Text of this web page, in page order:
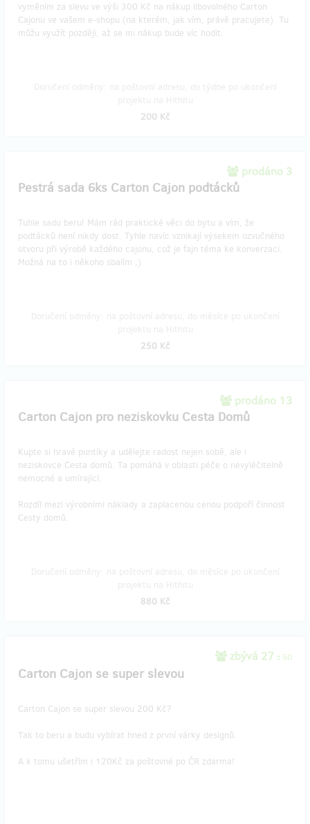
vyměním za slevu ve výši 300 Kč na nákup libovolného Carton
Cajonu ve vašem e-shopu (na kterém, jak vím, právě pracujete). Tu
můžu využít později, až se mi nákup bude víc hodit.
200 Kč
prodáno 3
Pestrá sada 6ks Carton Cajon podtácků
Tuhle sadu beru! Mám rád praktické věci do bytu a vím, že
podtácků není nikdy dost. Tyhle navíc vznikají výsekem ozvučného
otvoru při výrobě každého cajonu, což je fajn téma ke konverzaci.
Možná na to i někoho sbalím ;)
250 Kč
prodáno 13
Carton Cajon pro neziskovku Cesta Domů
Kupte si hravé puntíky a udělejte radost nejen sobě, ale i
neziskovce Cesta domů. Ta pomáhá v oblasti péče o nevyléčitelně
nemocné a umírající.
Rozdíl mezi výrobními náklady a zaplacenou cenou podpoří činnost
Cesty domů.
880 Kč
zbývá 27 z 50
Carton Cajon se super slevou
Carton Cajon se super slevou 200 Kč?
Tak to beru a budu vybírat hned z první várky designů.
A k tomu ušetřím i 120Kč za poštovné po ČR zdarma!